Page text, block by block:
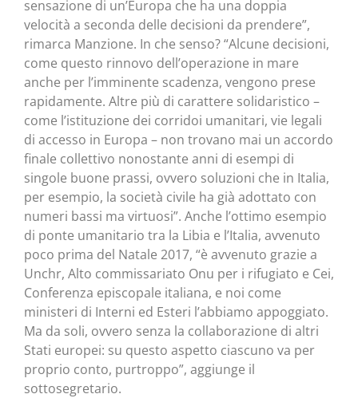
sensazione di un’Europa che ha una doppia
velocità a seconda delle decisioni da prendere”,
rimarca Manzione. In che senso? “Alcune decisioni,
come questo rinnovo dell’operazione in mare
anche per l’imminente scadenza, vengono prese
rapidamente. Altre più di carattere solidaristico –
come l’istituzione dei corridoi umanitari, vie legali
di accesso in Europa – non trovano mai un accordo
finale collettivo nonostante anni di esempi di
singole buone prassi, ovvero soluzioni che in Italia,
per esempio, la società civile ha già adottato con
numeri bassi ma virtuosi”. Anche l’ottimo esempio
di ponte umanitario tra la Libia e l’Italia, avvenuto
poco prima del Natale 2017, “è avvenuto grazie a
Unchr, Alto commissariato Onu per i rifugiato e Cei,
Conferenza episcopale italiana, e noi come
ministeri di Interni ed Esteri l’abbiamo appoggiato.
Ma da soli, ovvero senza la collaborazione di altri
Stati europei: su questo aspetto ciascuno va per
proprio conto, purtroppo”, aggiunge il
sottosegretario.